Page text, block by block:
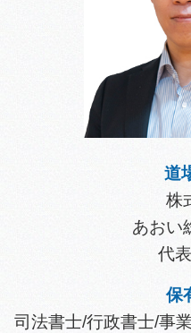
道
株
あおい
代
保
司法書士/行政書士/事